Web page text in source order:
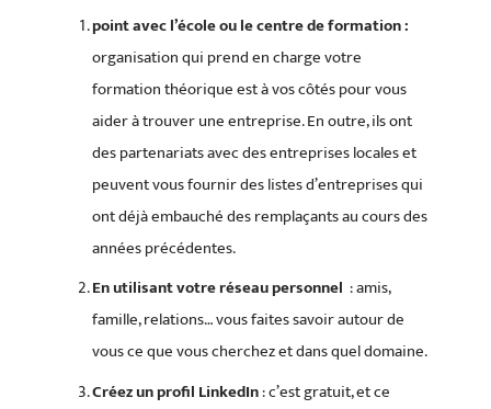
point avec l’école ou le centre de formation :
organisation qui prend en charge votre
formation théorique est à vos côtés pour vous
aider à trouver une entreprise. En outre, ils ont
des partenariats avec des entreprises locales et
peuvent vous fournir des listes d’entreprises qui
ont déjà embauché des remplaçants au cours des
années précédentes.
En utilisant votre réseau personnel : amis,
famille, relations… vous faites savoir autour de
vous ce que vous cherchez et dans quel domaine.
Créez un profil LinkedIn: c’est gratuit, et ce